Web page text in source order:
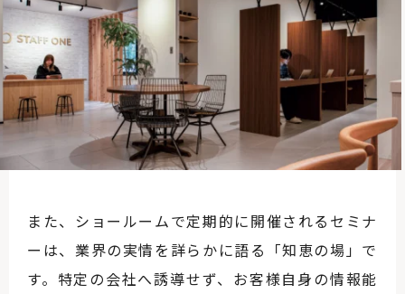
また、ショールームで定期的に開催されるセミナ
ーは、業界の実情を詳らかに語る「知恵の場」で
す。特定の会社へ誘導せず、お客様自身の情報能